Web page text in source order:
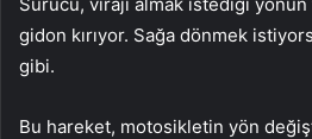
gidon kırıyor. Sağa dönmek
gibi.
Bu hareket, motosikletin yön